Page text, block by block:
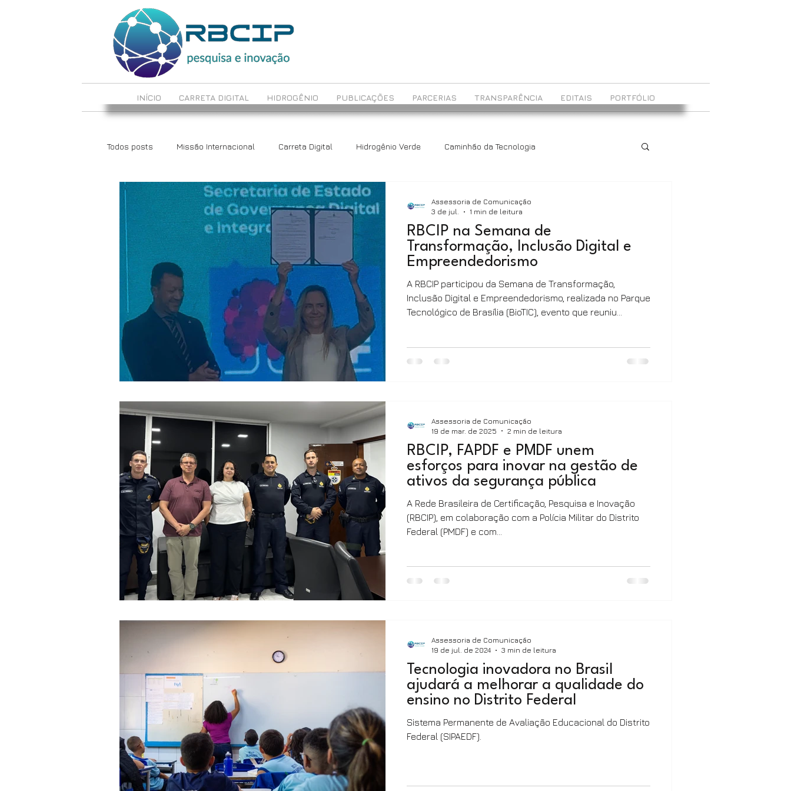
INÍCIO CARRETA DIGITAL HIDROGÊNIO PUBLICAÇÕES PARCERIAS TRANSPARÊNCIA EDITAIS PORTFÓLIO
Todos posts Missão Internacional Carreta Digital Hidrogênio Verde Caminhão da Tecnologia
LabCrie e LabInova Reciclotech Avaliação Educacional
RBCIP na Semana de
Transformação, Inclusão Digital e
Empreendedorismo
A RBCIP participou da Semana de Transformação,
Inclusão Digital e Empreendedorismo, realizada no Parque
Tecnológico de Brasília (BioTIC), evento que reuniu
Assessoria de Comunicação
3 de jul.
1 min de leitura
RBCIP, FAPDF e PMDF unem
esforços para inovar na gestão de
ativos da segurança pública
A Rede Brasileira de Certificação, Pesquisa e Inovação
(RBCIP), em colaboração com a Polícia Militar do Distrito
Federal (PMDF) e com...
Assessoria de Comunicação
19 de mar. de 2025
2 min de leitura
Tecnologia inovadora no Brasil
ajudará a melhorar a qualidade do
ensino no Distrito Federal
Sistema Permanente de Avaliação Educacional do Distrito
Federal (SIPAEDF).
Assessoria de Comunicação
19 de jul. de 2024
3 min de leitura